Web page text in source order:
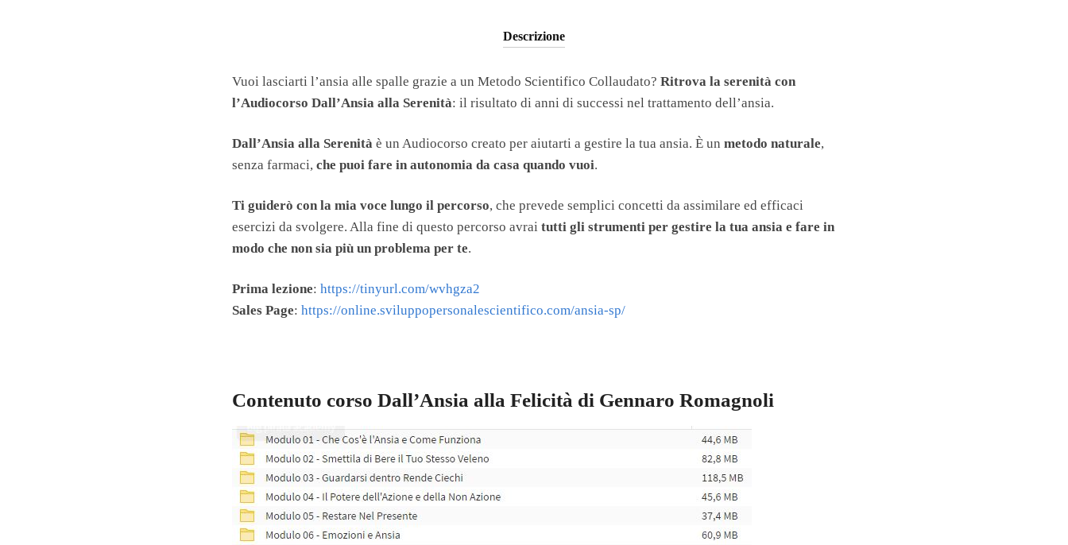
Descrizione
Vuoi lasciarti l’ansia alle spalle grazie a un Metodo Scientifico Collaudato?Ritrova la serenità con
l’Audiocorso Dall’Ansia alla Serenità: il risultato di anni di successi nel trattamento dell’ansia.
Dall’Ansia alla Serenità è un Audiocorso creato per aiutarti a gestire la tua ansia. È unmetodo naturale,
senza farmaci,che puoi fare in autonomia da casa quando vuoi.
Ti guiderò con la mia voce lungo il percorso, che prevede semplici concetti da assimilare ed efficaci
esercizi da svolgere. Alla fine di questo percorso avraitutti gli strumenti per gestire la tua ansia e fare in
modo che non sia più un problema per te.
Prima lezione:https://tinyurl.com/wvhgza2
Sales Page:https://online.sviluppopersonalescientifico.com/ansia-sp/
Contenuto corso Dall’Ansia alla Felicità di Gennaro Romagnoli